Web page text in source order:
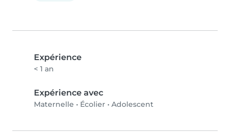
Expérience
< 1 an
Expérience avec
Maternelle • Écolier • Adolescent